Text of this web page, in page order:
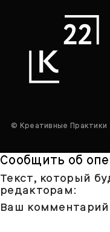
© Креативные Практики
Сообщить об
Текст, который
редакторам:
Ваш комментарий